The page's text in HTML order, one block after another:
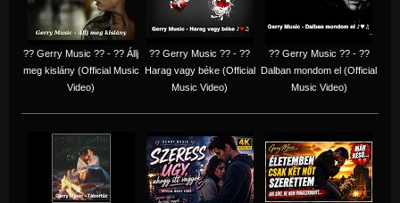
?? Gerry Music ?? - ?? Állj
meg kislány (Official Music
Video)
?? Gerry Music ?? - ??
Harag vagy béke (Official
Music Video)
?? Gerry Music ?? - ??
Dalban mondom el (Official
Music Video)